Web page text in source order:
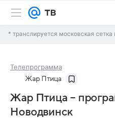
* транслируется московская
Телепрограмма
Жар Птица
Жар Птица –
Новодвинск